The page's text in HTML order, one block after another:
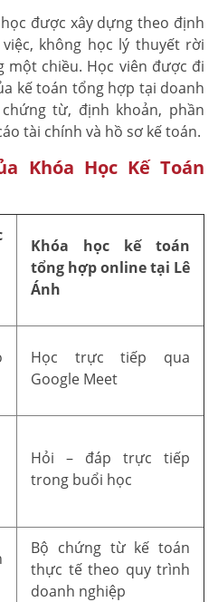
được xây dựng theo định
không học lý thuyết rời
một chiều. Học viên được đi
kế toán tổng hợp tại doanh
từ, định khoản, phần
tài chính và hồ sơ kế toán.
Khóa Học Kế Toán
Khóa học kế toán
tổng hợp online tại Lê
Ánh
Học trực tiếp qua
Google Meet
Hỏi – đáp trực tiếp
trong buổi học
Bộ chứng từ kế toán
thực tế theo quy trình
doanh nghiệp